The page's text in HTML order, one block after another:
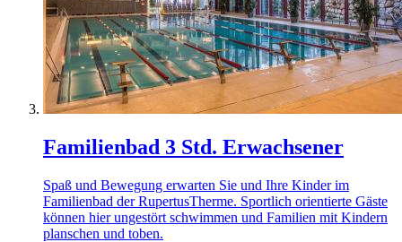
Familienbad 3 Std. Erwachsener
Spaß und Bewegung erwarten Sie und Ihre Kinder im
Familienbad der RupertusTherme. Sportlich orientierte Gäste
können hier ungestört schwimmen und Familien mit Kindern
planschen und toben.